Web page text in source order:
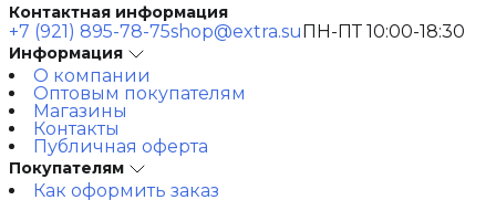
Контактная информация
+7 (921) 895-78-75shop@extra.suПН-ПТ 10:00-18:30
Информация
О компании
Оптовым покупателям
Магазины
Контакты
Публичная оферта
Покупателям
Как оформить заказ